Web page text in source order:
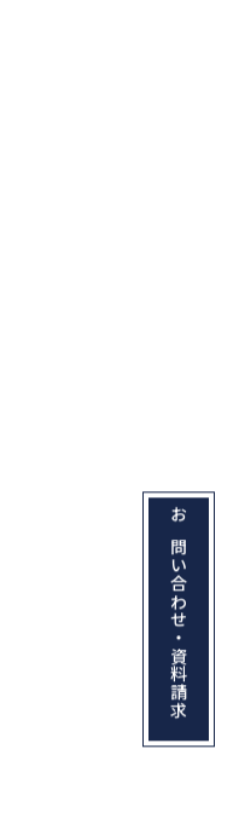
お問い合わせ・資料請求